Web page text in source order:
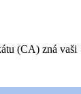
(CA) zná vaši